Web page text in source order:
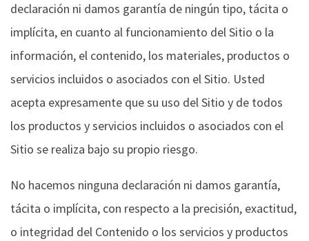
declaración ni damos garantía de ningún tipo, tácita o
implícita, en cuanto al funcionamiento del Sitio o la
información, el contenido, los materiales, productos o
servicios incluidos o asociados con el Sitio. Usted
acepta expresamente que su uso del Sitio y de todos
los productos y servicios incluidos o asociados con el
Sitio se realiza bajo su propio riesgo.
No hacemos ninguna declaración ni damos garantía,
tácita o implícita, con respecto a la precisión, exactitud,
o integridad del Contenido o los servicios y productos